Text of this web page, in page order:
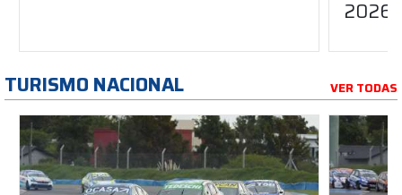
2026
TURISMO NACIONAL VER TODAS